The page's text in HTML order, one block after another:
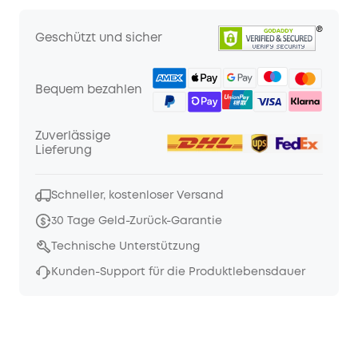
Geschützt und sicher
Bequem bezahlen
Zuverlässige
Lieferung
Schneller, kostenloser Versand
30 Tage Geld-Zurück-Garantie
Technische Unterstützung
Kunden-Support für die Produktlebensdauer